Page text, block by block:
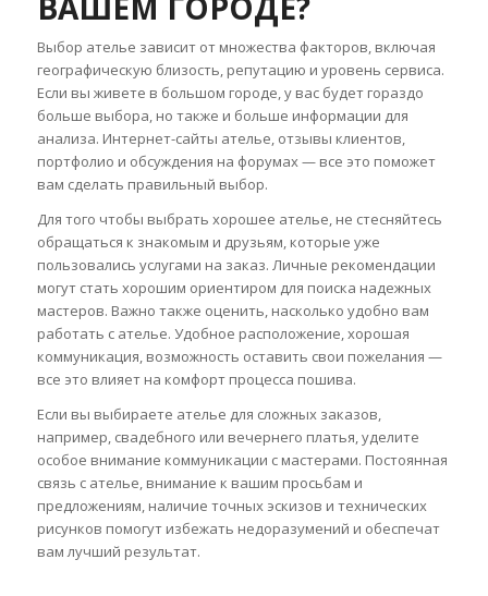
Выбор ателье зависит от множества факторов, включая
географическую близость, репутацию и уровень сервиса.
Если вы живете в большом городе, у вас будет гораздо
больше выбора, но также и больше информации для
анализа. Интернет-сайты ателье, отзывы клиентов,
портфолио и обсуждения на форумах — все это поможет
вам сделать правильный выбор.
Для того чтобы выбрать хорошее ателье, не стесняйтесь
обращаться к знакомым и друзьям, которые уже
пользовались услугами на заказ. Личные рекомендации
могут стать хорошим ориентиром для поиска надежных
мастеров. Важно также оценить, насколько удобно вам
работать с ателье. Удобное расположение, хорошая
коммуникация, возможность оставить свои пожелания —
все это влияет на комфорт процесса пошива.
Если вы выбираете ателье для сложных заказов,
например, свадебного или вечернего платья, уделите
особое внимание коммуникации с мастерами. Постоянная
связь с ателье, внимание к вашим просьбам и
предложениям, наличие точных эскизов и технических
рисунков помогут избежать недоразумений и обеспечат
вам лучший результат.